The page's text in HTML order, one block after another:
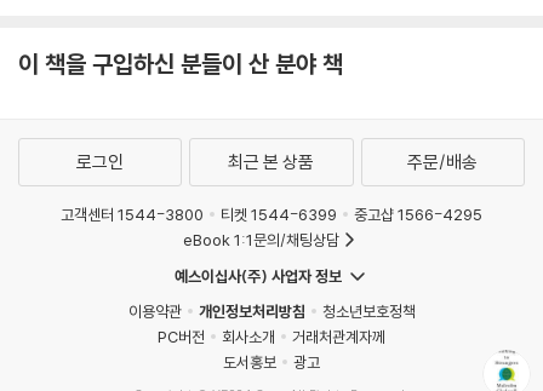
tice Online + Conte
이 책을 구입하신 분들이 산 분야 책
로그인 최근 본 상품 주문/배송
고객센터 1544-3800 티켓 1544-6399
중고샵 1566-4295
eBook 1:1문의/채팅상담
예스이십사(주) 사업자 정보
이용약관
개인정보처리방침
청소년보호정책
PC버전
회사소개
거래처관계자께
도서홍보
광고